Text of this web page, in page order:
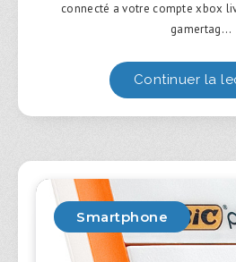
connecté a votre compte xbox
gamertag…
Continuer la
Smartphone